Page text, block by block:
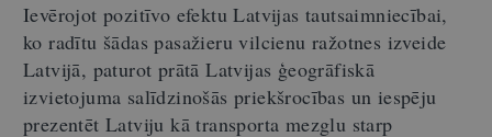
Ievērojot pozitīvo efektu Latvijas tautsaimniecībai,
ko radītu šādas pasažieru vilcienu ražotnes izveide
Latvijā, paturot prātā Latvijas ģeogrāfiskā
izvietojuma salīdzinošās priekšrocības un iespēju
prezentēt Latviju kā transporta mezglu starp